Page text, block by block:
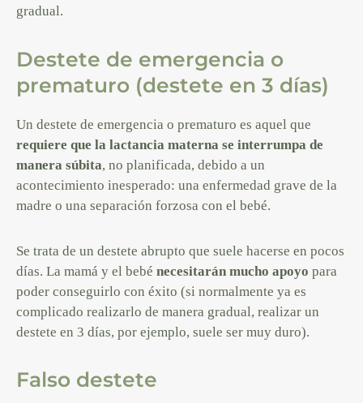
gradual.
Destete de emergencia o
prematuro (destete en 3 días)
Un destete de emergencia o prematuro es aquel que
requiere que la lactancia materna se interrumpa de
manera súbita, no planificada, debido a un
acontecimiento inesperado: una enfermedad grave de la
madre o una separación forzosa con el bebé.
Se trata de un destete abrupto que suele hacerse en pocos
días. La mamá y el bebé necesitarán mucho apoyo para
poder conseguirlo con éxito (si normalmente ya es
complicado realizarlo de manera gradual, realizar un
destete en 3 días, por ejemplo, suele ser muy duro).
Falso destete